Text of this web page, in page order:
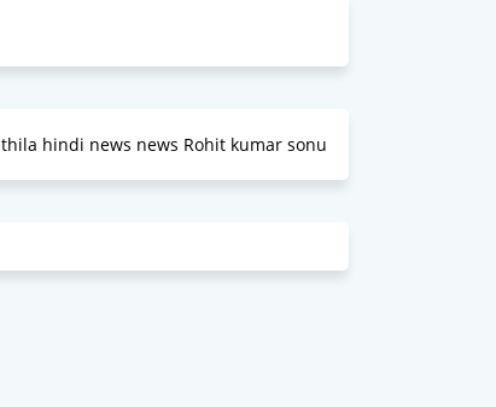
hindi news news Rohit kumar sonu